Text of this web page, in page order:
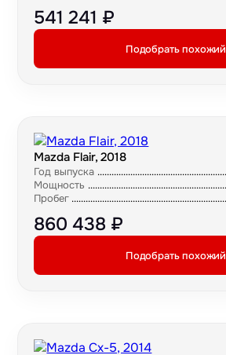
541 241 ₽
Подобрать похожий
Mazda Flair, 2018
Год выпуска
Мощность
Пробег
860 438 ₽
Подобрать похожий